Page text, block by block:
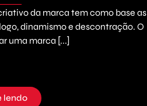
da marca tem como base as
dinamismo e descontração. O
uma marca [...]
lendo